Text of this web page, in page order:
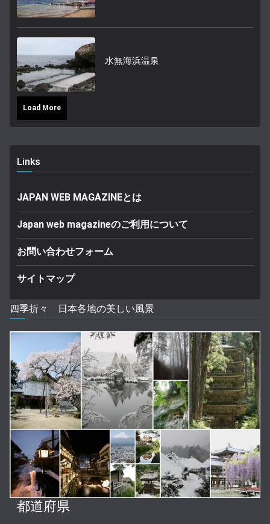
水無海浜温泉
Load More
Links
JAPAN WEB MAGAZINEとは
Japan web magazineのご利用について
お問い合わせフォーム
サイトマップ
四季折々 日本各地の美しい風景
都道府県